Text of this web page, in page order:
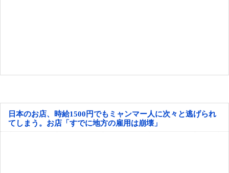
日本のお店、時給1500円でもミャンマー人に次々と逃げられ
てしまう。お店「すでに地方の雇用は崩壊」